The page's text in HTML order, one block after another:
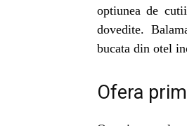
optiunea de
dovedite.
bucata din otel
Ofera